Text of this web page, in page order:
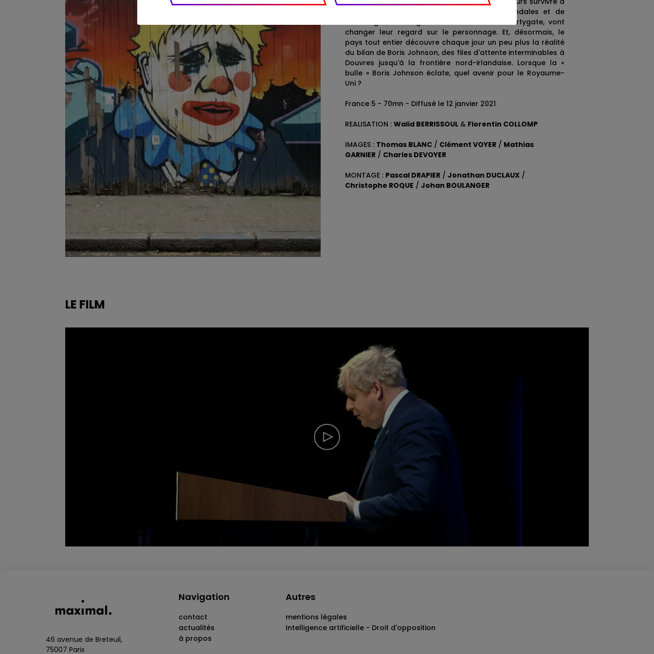
ses propres gaffes. Une succession de scandales et de
mensonges, de la gestion de la covid au Partygate, vont
changer leur regard sur le personnage. Et, désormais, le
pays tout entier découvre chaque jour un peu plus la réalité
du bilan de Boris Johnson, des files d'attente interminables à
Douvres jusqu'à la frontière nord-irlandaise. Lorsque la «
bulle » Boris Johnson éclate, quel avenir pour le Royaume-
Uni ?
France 5 - 70mn - Diffusé le 12 janvier 2021
REALISATION :Walid BERRISSOUL & Florentin COLLOMP
IMAGES : Thomas BLANC / Clément VOYER / Mathias
GARNIER / Charles DEVOYER
MONTAGE : Pascal DRAPIER /Jonathan DUCLAUX /
Christophe ROQUE /Johan BOULANGER
LE FILM
46 avenue de Breteuil,
75007 Paris
Navigation
contact
actualités
à propos
Autres
mentions légales
Intelligence artificielle - Droit d'opposition